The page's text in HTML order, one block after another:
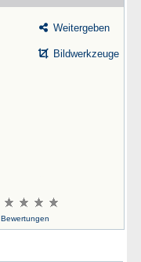
Weitergeben
Bildwerkzeuge
Bewertungen